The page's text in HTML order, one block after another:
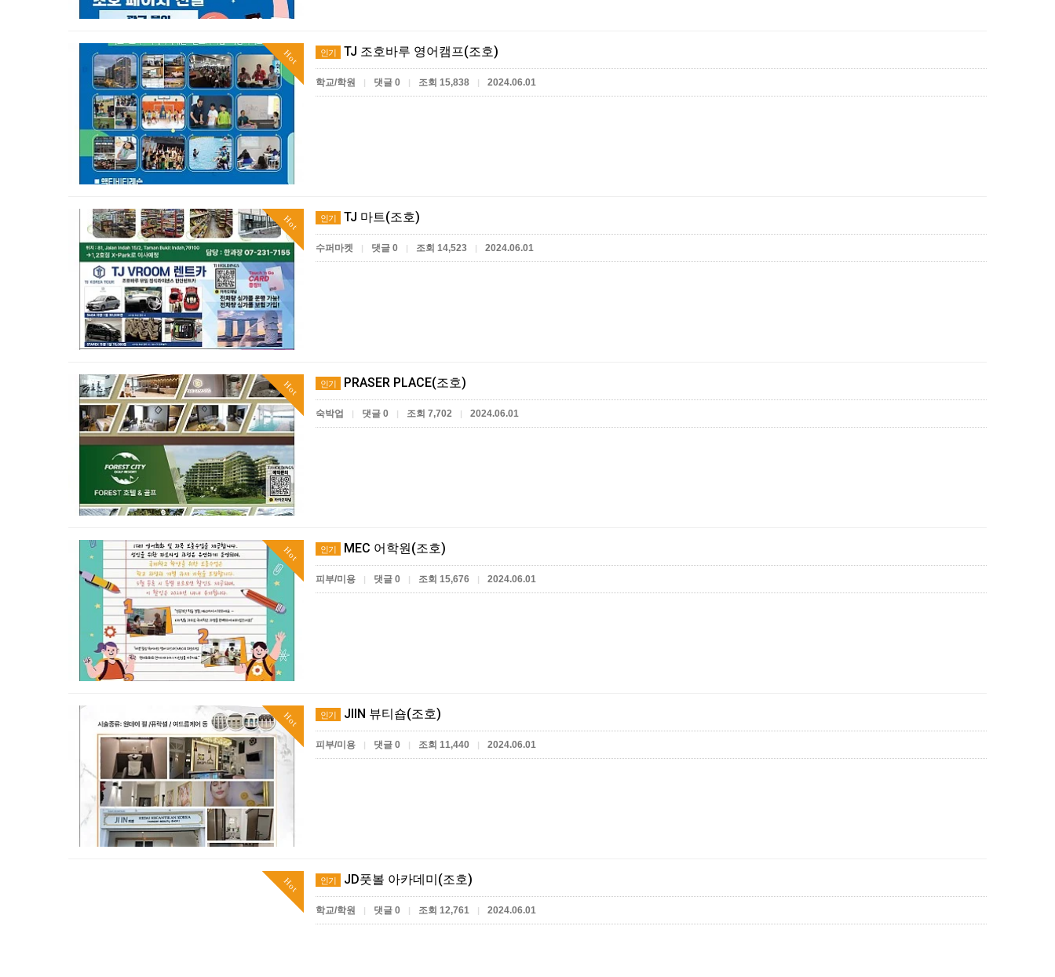
Hot 인기 TJ 조호바루 영어캠프(조호)
학교/학원 | 댓글 0 | 조회 15,838 | 2024.06.01
Hot 인기 TJ 마트(조호)
수퍼마켓 | 댓글 0 | 조회 14,523 | 2024.06.01
Hot 인기 PRASER PLACE(조호)
숙박업 | 댓글 0 | 조회 7,702 | 2024.06.01
Hot 인기 MEC 어학원(조호)
피부/미용 | 댓글 0 | 조회 15,676 | 2024.06.01
Hot 인기 JIIN 뷰티숍(조호)
피부/미용 | 댓글 0 | 조회 11,440 | 2024.06.01
Hot 인기 JD풋볼 아카데미(조호)
학교/학원 | 댓글 0 | 조회 12,761 | 2024.06.01